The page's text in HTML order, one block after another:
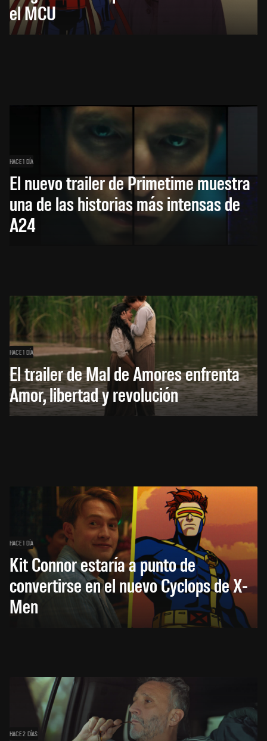
el MCU
HACE 1 DÍA
El nuevo trailer de Primetime muestra
una de las historias más intensas de
A24
HACE 1 DÍA
El trailer de Mal de Amores enfrenta
Amor, libertad y revolución
HACE 1 DÍA
Kit Connor estaría a punto de
convertirse en el nuevo Cyclops de X-
Men
HACE 2 DÍAS